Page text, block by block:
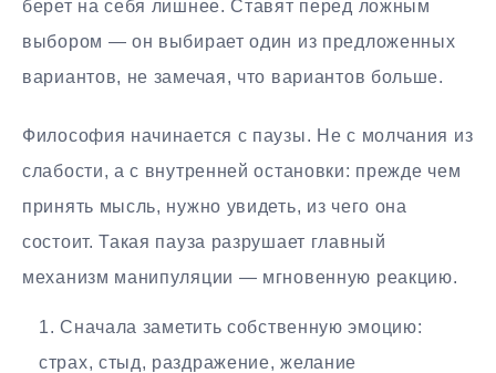
берет на себя лишнее. Ставят перед ложным
выбором — он выбирает один из предложенных
вариантов, не замечая, что вариантов больше.
Философия начинается с паузы. Не с молчания из
слабости, а с внутренней остановки: прежде чем
принять мысль, нужно увидеть, из чего она
состоит. Такая пауза разрушает главный
механизм манипуляции — мгновенную реакцию.
Сначала заметить собственную эмоцию:
страх, стыд, раздражение, желание